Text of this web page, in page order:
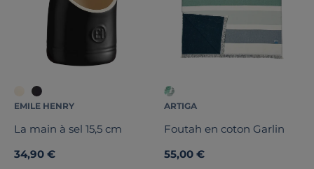
EMILE HENRY
La main à sel 15,5 cm
34,90 €
ARTIGA
Foutah en coton Garlin
55,00 €